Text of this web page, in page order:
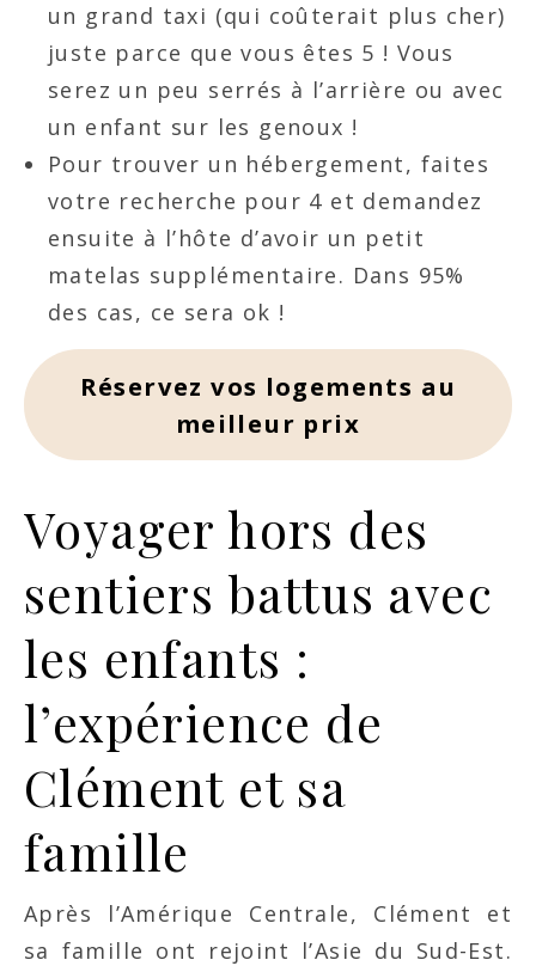
un grand taxi (qui coûterait plus cher)
juste parce que vous êtes 5 ! Vous
serez un peu serrés à l’arrière ou avec
un enfant sur les genoux !
Pour trouver un hébergement, faites
votre recherche pour 4 et demandez
ensuite à l’hôte d’avoir un petit
matelas supplémentaire. Dans 95%
des cas, ce sera ok !
Réservez vos logements au
meilleur prix
Voyager hors des
sentiers battus avec
les enfants :
l’expérience de
Clément et sa
famille
Après l’Amérique Centrale, Clément et
sa famille ont rejoint l’Asie du Sud-Est.